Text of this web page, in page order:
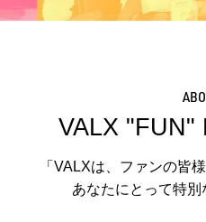
ご利用ガイド
成分・アレルギー情報
VALX "FUN"
「VALXは、ファンの皆
あなたにとって特別